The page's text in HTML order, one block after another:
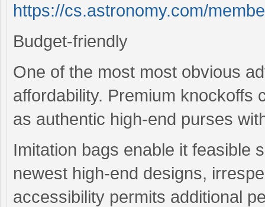
https://cs.astronomy.com/
Budget-friendly
One of the most most obvious
affordability. Premium knockoffs
as authentic high-end purses
Imitation bags enable it feasible
newest high-end designs,
accessibility permits additional